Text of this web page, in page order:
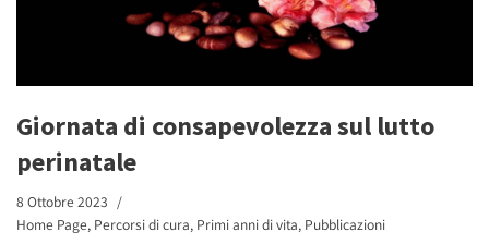
Giornata di consapevolezza sul lutto
perinatale
8 Ottobre 2023
Home Page, Percorsi di cura, Primi anni di vita, Pubblicazioni